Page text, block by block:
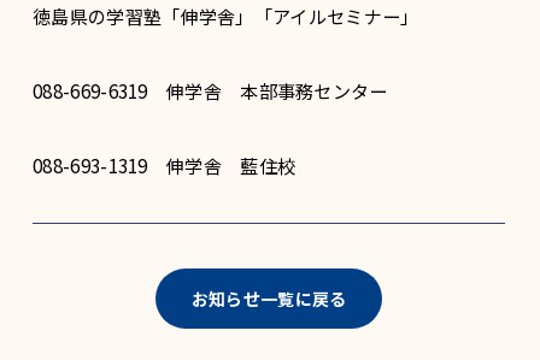
徳島県の学習塾「伸学舎」「アイルセミナー」
088-669-6319 伸学舎 本部事務センター
088-693-1319 伸学舎 藍住校
お知らせ一覧に戻る